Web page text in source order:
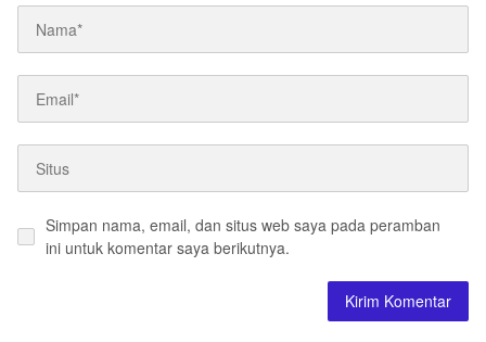
Simpan nama, email, dan situs web saya pada peramban
ini untuk komentar saya berikutnya.